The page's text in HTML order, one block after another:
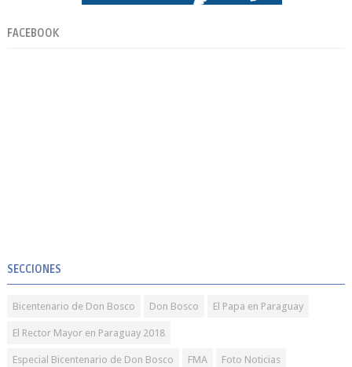
FACEBOOK
SECCIONES
Bicentenario de Don Bosco Don Bosco El Papa en Paraguay
El Rector Mayor en Paraguay 2018
Especial Bicentenario de Don Bosco FMA Foto Noticias